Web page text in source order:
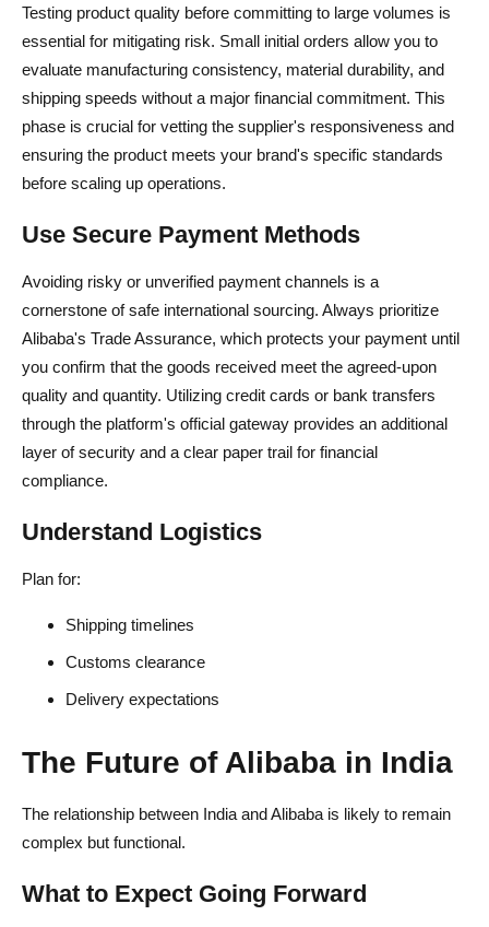
Testing product quality before committing to large volumes is
essential for mitigating risk. Small initial orders allow you to
evaluate manufacturing consistency, material durability, and
shipping speeds without a major financial commitment. This
phase is crucial for vetting the supplier's responsiveness and
ensuring the product meets your brand's specific standards
before scaling up operations.
Use Secure Payment Methods
Avoiding risky or unverified payment channels is a
cornerstone of safe international sourcing. Always prioritize
Alibaba's Trade Assurance, which protects your payment until
you confirm that the goods received meet the agreed-upon
quality and quantity. Utilizing credit cards or bank transfers
through the platform's official gateway provides an additional
layer of security and a clear paper trail for financial
compliance.
Understand Logistics
Plan for:
Shipping timelines
Customs clearance
Delivery expectations
The Future of Alibaba in India
The relationship between India and Alibaba is likely to remain
complex but functional.
What to Expect Going Forward